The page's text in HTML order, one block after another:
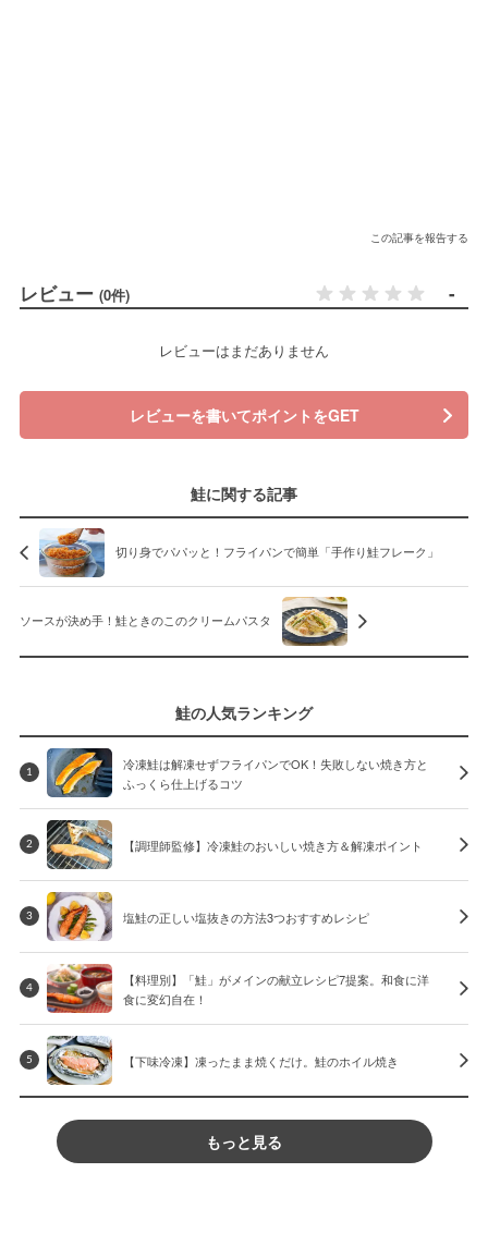
この記事を報告する
レビュー (0件) -
レビューはまだありません
レビューを書いてポイントをGET
鮭に関する記事
切り身でパパッと！フライパンで簡単「手作り鮭フレーク」
ソースが決め手！鮭ときのこのクリームパスタ
鮭の人気ランキング
1
冷凍鮭は解凍せずフライパンでOK！失敗しない焼き方と
ふっくら仕上げるコツ
2 【調理師監修】冷凍鮭のおいしい焼き方＆解凍ポイント
3 塩鮭の正しい塩抜きの方法3つおすすめレシピ
4
【料理別】「鮭」がメインの献立レシピ7提案。和食に洋
食に変幻自在！
5 【下味冷凍】凍ったまま焼くだけ。鮭のホイル焼き
もっと見る